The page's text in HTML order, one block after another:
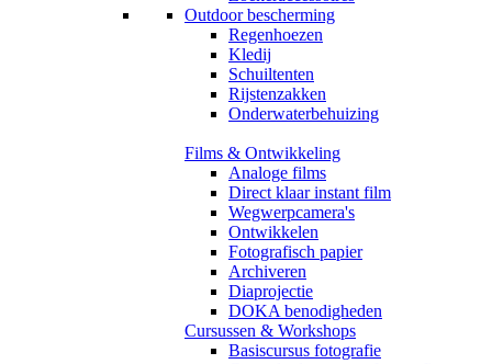
Outdoor bescherming
Regenhoezen
Kledij
Schuiltenten
Rijstenzakken
Onderwaterbehuizing
Films & Ontwikkeling
Analoge films
Direct klaar instant film
Wegwerpcamera's
Ontwikkelen
Fotografisch papier
Archiveren
Diaprojectie
DOKA benodigheden
Cursussen & Workshops
Basiscursus fotografie